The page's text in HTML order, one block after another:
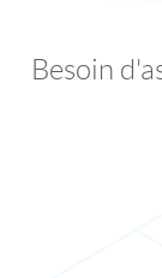
Besoin